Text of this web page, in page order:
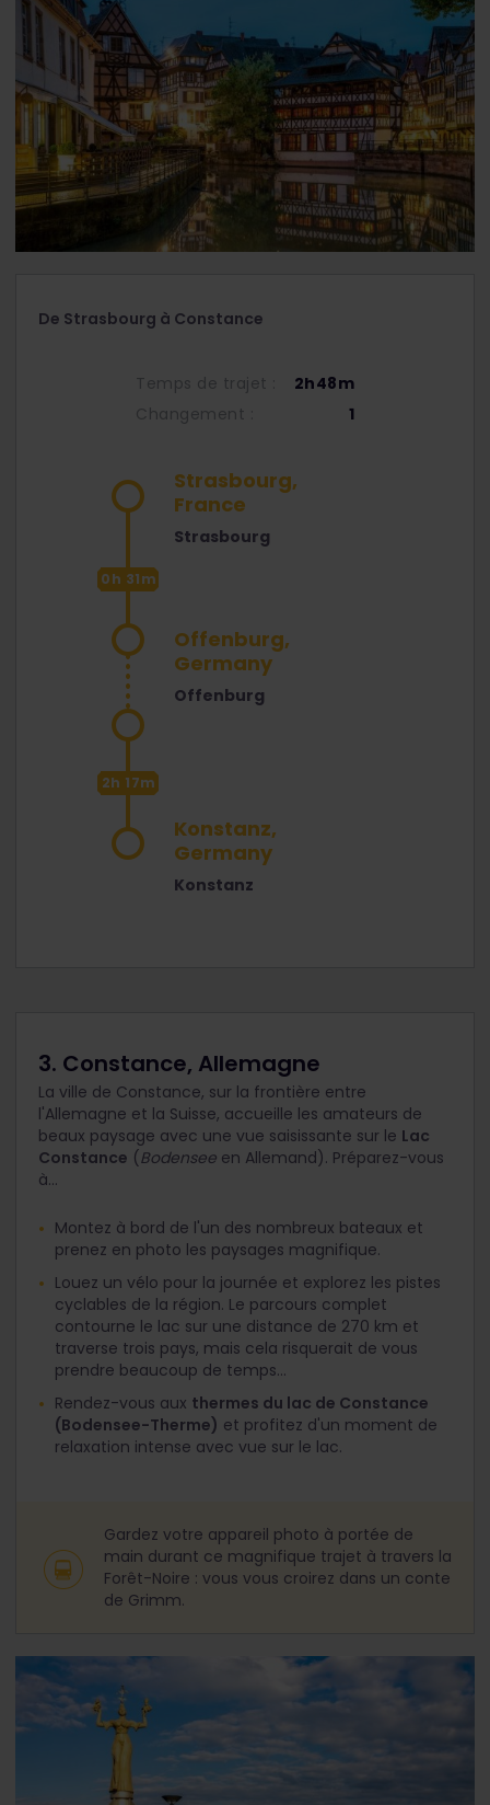
De Strasbourg à Constance
Temps de trajet :
2h48m
Changement :
1
Strasbourg,
France
Strasbourg
0h 31m
Offenburg,
Germany
Offenburg
2h 17m
Konstanz,
Germany
Konstanz
3. Constance, Allemagne
La ville de Constance, sur la frontière entre
l'Allemagne et la Suisse, accueille les amateurs de
beaux paysage avec une vue saisissante sur le Lac
Constance (Bodensee en Allemand). Préparez-vous
à...
Montez à bord de l'un des nombreux bateaux et
prenez en photo les paysages magnifique.
Louez un vélo pour la journée et explorez les pistes
cyclables de la région. Le parcours complet
contourne le lac sur une distance de 270 km et
traverse trois pays, mais cela risquerait de vous
prendre beaucoup de temps...
Rendez-vous aux thermes du lac de Constance
(Bodensee-Therme) et profitez d'un moment de
relaxation intense avec vue sur le lac.
Gardez votre appareil photo à portée de
main durant ce magnifique trajet à travers la
Forêt-Noire : vous vous croirez dans un conte
de Grimm.